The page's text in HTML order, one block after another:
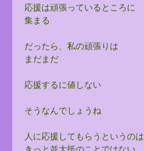
応援は頑張っているところに
集まる
だったら、私の頑張りは
まだまだ
応援するに値しない
そうなんでしょうね
人に応援してもらうというのは